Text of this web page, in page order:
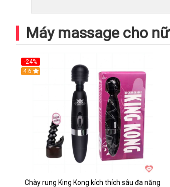
Máy massage cho nữ
-24%
4.6
Chày rung King Kong kích thích sâu đa năng